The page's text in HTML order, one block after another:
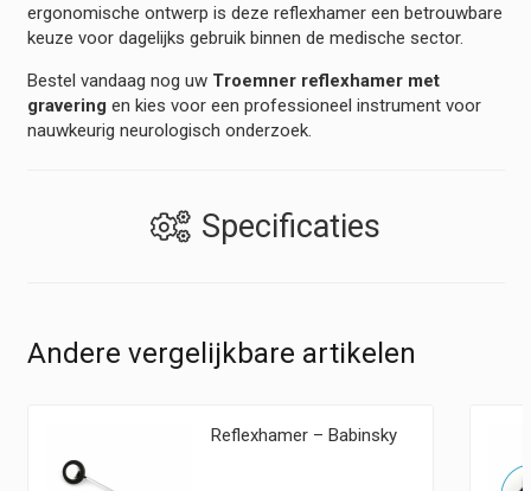
ergonomische ontwerp is deze reflexhamer een betrouwbare
keuze voor dagelijks gebruik binnen de medische sector.
Bestel vandaag nog uw Troemner reflexhamer met
gravering en kies voor een professioneel instrument voor
nauwkeurig neurologisch onderzoek.
Specificaties
Andere vergelijkbare artikelen
Reflexhamer – Babinsky